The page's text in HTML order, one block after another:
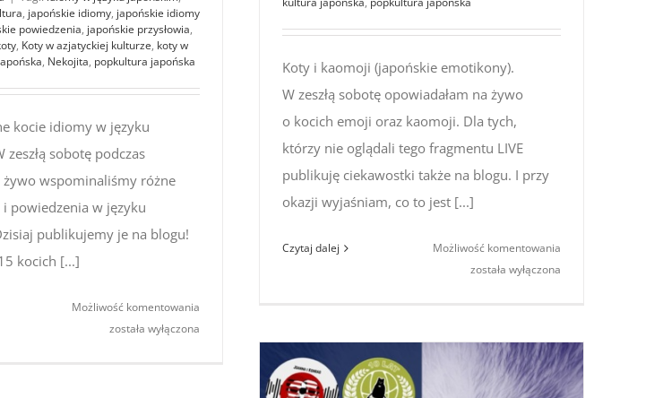
, japońskie idiomy, japońskie idiomy
powiedzenia, japońskie przysłowia,
, Koty w azjatyckiej kulturze, koty w
, Nekojita, popkultura japońska
kocie idiomy w języku
zeszłą sobotę podczas
żywo wspominaliśmy różne
powiedzenia w języku
publikujemy je na blogu!
kocich [...]
Możliwość komentowania
została wyłączona
Koty i kaomoji (japońskie emotikony).
W zeszłą sobotę opowiadałam na żywo
o kocich emoji oraz kaomoji. Dla tych,
którzy nie oglądali tego fragmentu LIVE
publikuję ciekawostki także na blogu. I przy
okazji wyjaśniam, co to jest [...]
Czytaj dalej Możliwość komentowania
została wyłączona